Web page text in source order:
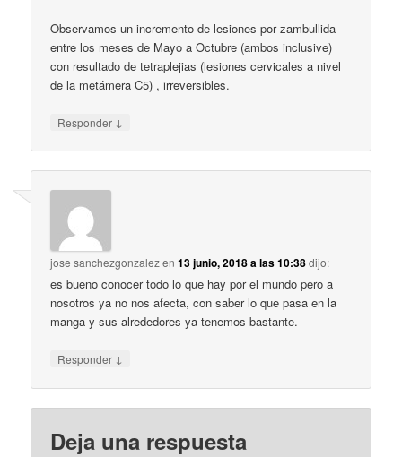
Observamos un incremento de lesiones por zambullida
entre los meses de Mayo a Octubre (ambos inclusive)
con resultado de tetraplejias (lesiones cervicales a nivel
de la metámera C5) , irreversibles.
Responder ↓
jose sanchezgonzalezen13 junio, 2018 a las 10:38dijo:
es bueno conocer todo lo que hay por el mundo pero a
nosotros ya no nos afecta, con saber lo que pasa en la
manga y sus alrededores ya tenemos bastante.
Responder ↓
Deja una respuesta